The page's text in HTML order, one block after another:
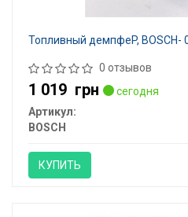
Топливный демпфеP, BOSCH-
0 отзывов
1 019 грн
сегодня
Артикул:
BOSCH
КУПИТЬ